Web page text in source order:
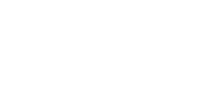
dienst medewerkers,